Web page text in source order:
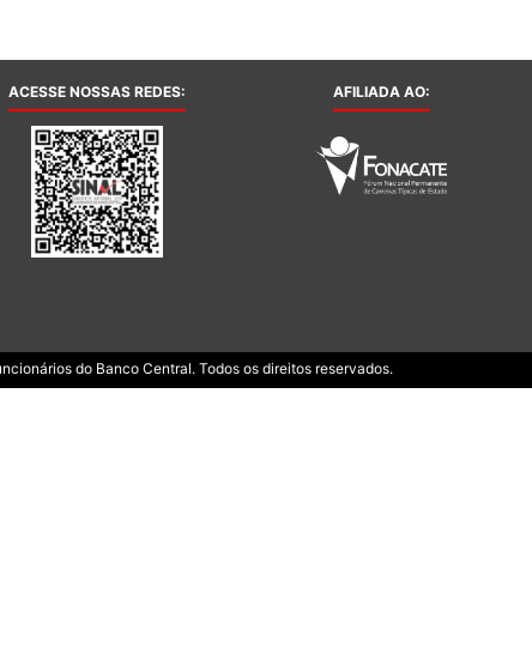
ACESSE NOSSAS REDES: AFILIADA AO:
do Banco Central. Todos os direitos reservados.